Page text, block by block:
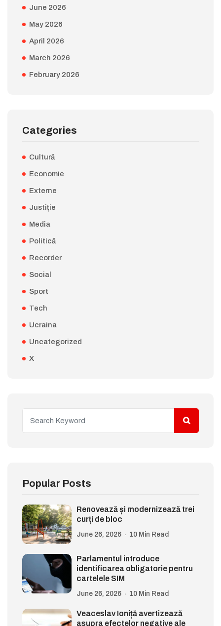
June 2026
May 2026
April 2026
March 2026
February 2026
Categories
Cultură
Economie
Externe
Justiție
Media
Politică
Recorder
Social
Sport
Tech
Ucraina
Uncategorized
X
Popular Posts
Renovează și modernizează trei
curți de bloc
June 26, 2026 10 Min Read
Parlamentul introduce
identificarea obligatorie pentru
cartelele SIM
June 26, 2026 10 Min Read
Veaceslav Ioniță avertizează
asupra efectelor negative ale